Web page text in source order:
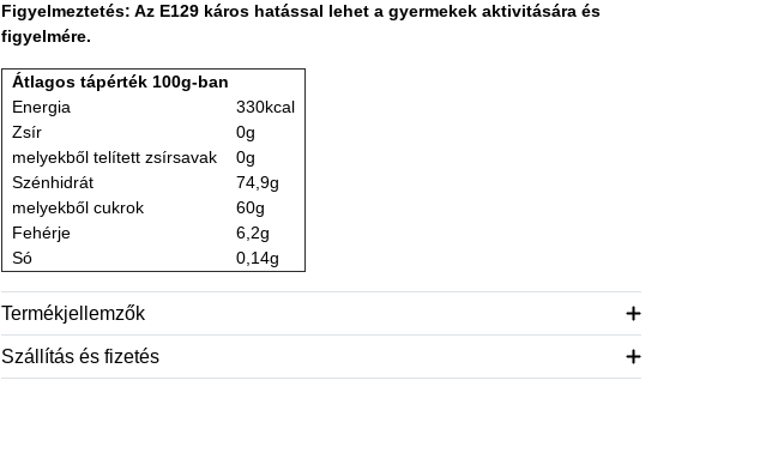
Figyelmeztetés: Az E129 káros hatással lehet a gyermekek aktivitására és
figyelmére.
Átlagos tápérték 100g-ban
Energia
330kcal
Zsír
0g
melyekből telített zsírsavak
0g
Szénhidrát
74,9g
melyekből cukrok
60g
Fehérje
6,2g
Só
0,14g
Termékjellemzők
Szállítás és fizetés